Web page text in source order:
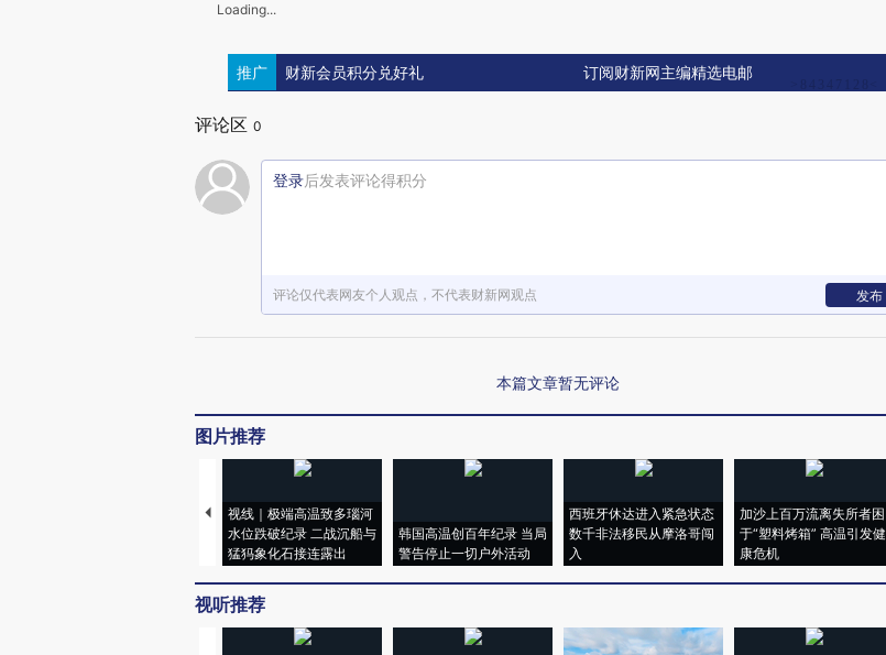
Loading...
推广 财新会员积分兑好礼 订阅财新网主编精选电邮
评论区 0
登录后发表评论得积分
评论仅代表网友个人观点，不代表财新网观点 发布
本篇文章暂无评论
图片推荐
视线｜极端高温致多瑙河
水位跌破纪录 二战沉船与
猛犸象化石接连露出
韩国高温创百年纪录 当局
警告停止一切户外活动
西班牙休达进入紧急状态
数千非法移民从摩洛哥闯
入
加沙上百万流离失所者困
于“塑料烤箱” 高温引发健
康危机
视听推荐